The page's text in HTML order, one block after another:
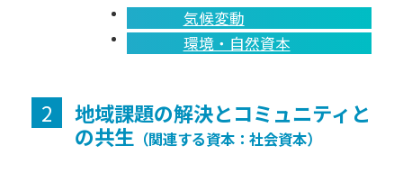
気候変動
環境・自然資本
2
地域課題の解決とコミュニティと
の共生 （関連する資本：社会資本）